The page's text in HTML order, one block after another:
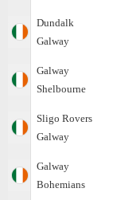
Dundalk
Galway
Galway
Shelbourne
Sligo Rovers
Galway
Galway
Bohemians